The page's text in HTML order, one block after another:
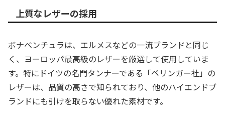
上質なレザーの採用
ボナベンチュラは、エルメスなどの一流ブランドと同じ
く、ヨーロッパ最高級のレザーを厳選して使用していま
す。特にドイツの名門タンナーである「ペリンガー社」の
レザーは、品質の高さで知られており、他のハイエンドブ
ランドにも引けを取らない優れた素材です。